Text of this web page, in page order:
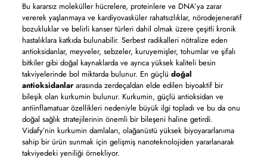
Bu kararsız moleküller hücrelere, proteinlere ve DNA’ya zarar
vererek yaşlanmaya ve kardiyovasküler rahatsızlıklar, nörodejeneratif
bozukluklar ve belirli kanser türleri dahil olmak üzere çeşitli kronik
hastalıklara katkıda bulunabilir. Serbest radikalleri nötralize eden
antioksidanlar, meyveler, sebzeler, kuruyemişler, tohumlar ve şifalı
bitkiler gibi doğal kaynaklarda ve ayrıca yüksek kaliteli besin
takviyelerinde bol miktarda bulunur. En güçlü doğal
antioksidanlararasında zerdeçaldan elde edilen biyoaktif bir
bileşik olan kurkumin bulunur. Kurkumin, güçlü antioksidan ve
antiinflamatuar özellikleri nedeniyle büyük ilgi topladı ve bu da onu
doğal sağlık stratejilerinin önemli bir bileşeni haline getirdi.
Vidafy’nin kurkumin damlaları, olağanüstü yüksek biyoyararlanıma
sahip bir ürün sunmak için gelişmiş nanoteknolojiden yararlanarak
takviyedeki yeniliği örnekliyor.